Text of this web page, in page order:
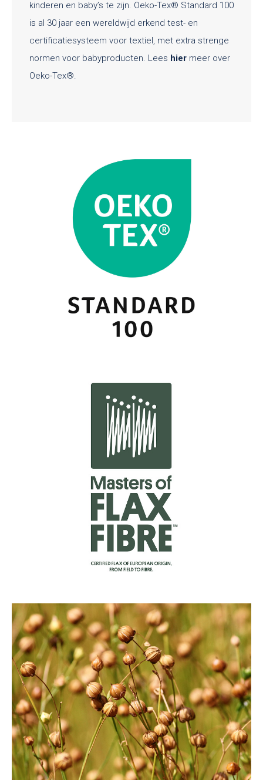
kinderen en baby’s te zijn. Oeko-Tex® Standard 100
is al 30 jaar een wereldwijd erkend test- en
certificatiesysteem voor textiel, met extra strenge
normen voor babyproducten. Lees hier meer over
Oeko-Tex®.